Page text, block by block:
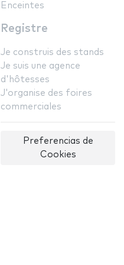
Enceintes
Registre
Je construis des stands
Je suis une agence
d'hôtesses
J'organise des foires
commerciales
Preferencias de
Cookies